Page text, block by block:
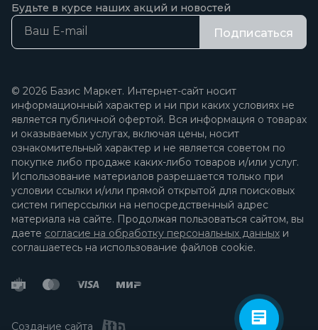
Будьте в курсе наших акций и новостей
Подписаться
© 2026 Базис Маркет. Интернет-сайт носит
информационный характер и ни при каких условиях не
является публичной офертой. Вся информация о товарах
и оказываемых услугах, включая цены, носит
ознакомительный характер и не является советом по
покупке либо продаже каких-либо товаров и/или услуг.
Использование материалов разрешается только при
условии ссылки и/или прямой открытой для поисковых
систем гиперссылки на непосредственный адрес
материала на сайте. Продолжая пользоваться сайтом, вы
даете согласие на обработку персональных данных и
соглашаетесь на использование файлов cookie.
Создание сайта